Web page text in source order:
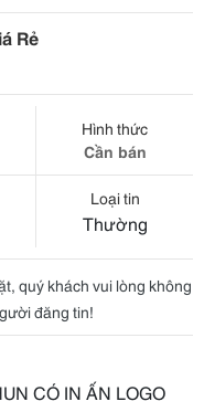
Rẻ
Hình thức
Cần bán
Loại tin
Thường
quý khách vui lòng không
đăng tin!
CÓ IN ẤN LOGO